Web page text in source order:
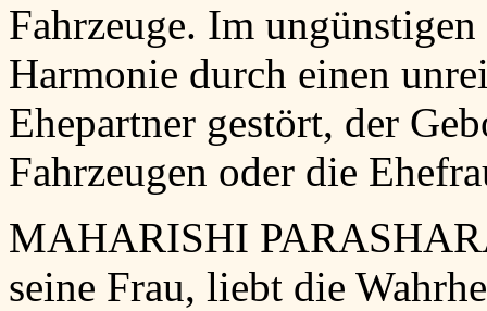
Fahrzeuge. Im
Harmonie durch einen
Ehepartner gestört, der
Fahrzeugen oder die
MAHARISHI
seine Frau, liebt die